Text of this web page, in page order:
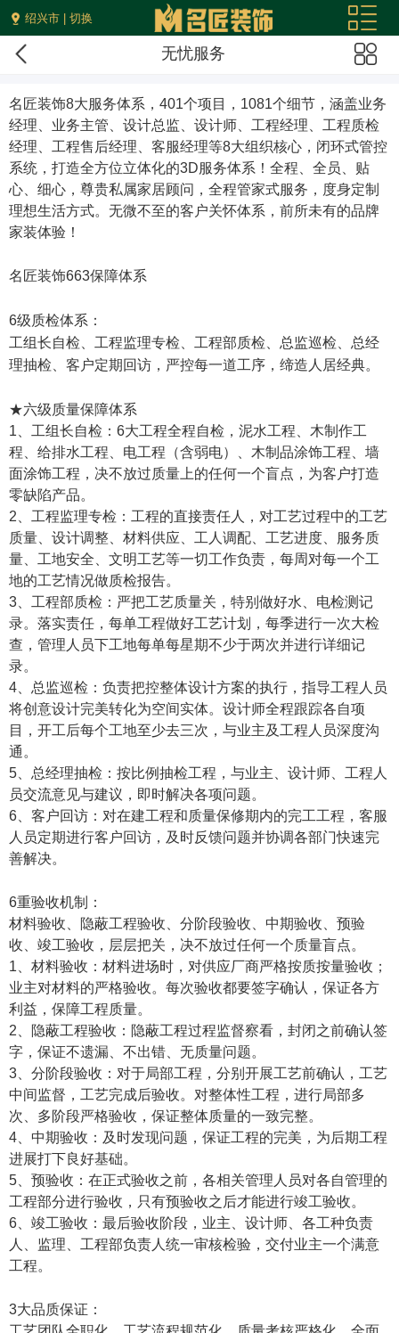
绍兴市 | 切换
无忧服务
名匠装饰8大服务体系 ，401个项目，1081个细节，涵盖业务
经理、业务主管、设计总监、设计师、工程经理、工程质检
经理、工程售后经理、客服经理等8大组织核心，闭环式管控
系统，打造全方位立体化的3D服务体系！全程、全员、贴
心、细心，尊贵私属家居顾问，全程管家式服务，度身定制
理想生活方式。无微不至的客户关怀体系，前所未有的品牌
家装体验！
名匠装饰663保障体系
6级质检体系：
工组长自检、工程监理专检、工程部质检、总监巡检、总经
理抽检、客户定期回访，严控每一道工序，缔造人居经典。
★六级质量保障体系
1、工组长自检：6大工程全程自检，泥水工程、木制作工
程、给排水工程、电工程（含弱电）、木制品涂饰工程、墙
面涂饰工程，决不放过质量上的任何一个盲点，为客户打造
零缺陷产品。
2、工程监理专检：工程的直接责任人，对工艺过程中的工艺
质量、设计调整、材料供应、工人调配、工艺进度、服务质
量、工地安全、文明工艺等一切工作负责，每周对每一个工
地的工艺情况做质检报告。
3、工程部质检：严把工艺质量关，特别做好水、电检测记
录。落实责任，每单工程做好工艺计划，每季进行一次大检
查，管理人员下工地每单每星期不少于两次并进行详细记
录。
4、总监巡检：负责把控整体设计方案的执行，指导工程人员
将创意设计完美转化为空间实体。设计师全程跟踪各自项
目，开工后每个工地至少去三次，与业主及工程人员深度沟
通。
5、总经理抽检：按比例抽检工程，与业主、设计师、工程人
员交流意见与建议，即时解决各项问题。
6、客户回访：对在建工程和质量保修期内的完工工程，客服
人员定期进行客户回访，及时反馈问题并协调各部门快速完
善解决。
6重验收机制：
材料验收、隐蔽工程验收、分阶段验收、中期验收、预验
收、竣工验收，层层把关，决不放过任何一个质量盲点。
1、材料验收：材料进场时，对供应厂商严格按质按量验收；
业主对材料的严格验收。每次验收都要签字确认，保证各方
利益，保障工程质量。
2、隐蔽工程验收：隐蔽工程过程监督察看，封闭之前确认签
字，保证不遗漏、不出错、无质量问题。
3、分阶段验收：对于局部工程，分别开展工艺前确认，工艺
中间监督，工艺完成后验收。对整体性工程，进行局部多
次、多阶段严格验收，保证整体质量的一致完整。
4、中期验收：及时发现问题，保证工程的完美，为后期工程
进展打下良好基础。
5、预验收：在正式验收之前，各相关管理人员对各自管理的
工程部分进行验收，只有预验收之后才能进行竣工验收。
6、竣工验收：最后验收阶段，业主、设计师、各工种负责
人、监理、工程部负责人统一审核检验，交付业主一个满意
工程。
3大品质保证：